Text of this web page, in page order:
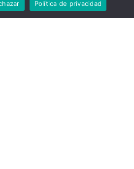
Política de privacidad